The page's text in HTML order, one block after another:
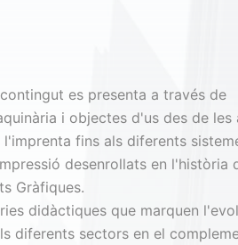
es presenta a través de
i objectes d'us des de les
l'imprenta fins als diferents
desenrollats en l'història
Gràfiques.
didàctiques que marquen
diferents sectors en el